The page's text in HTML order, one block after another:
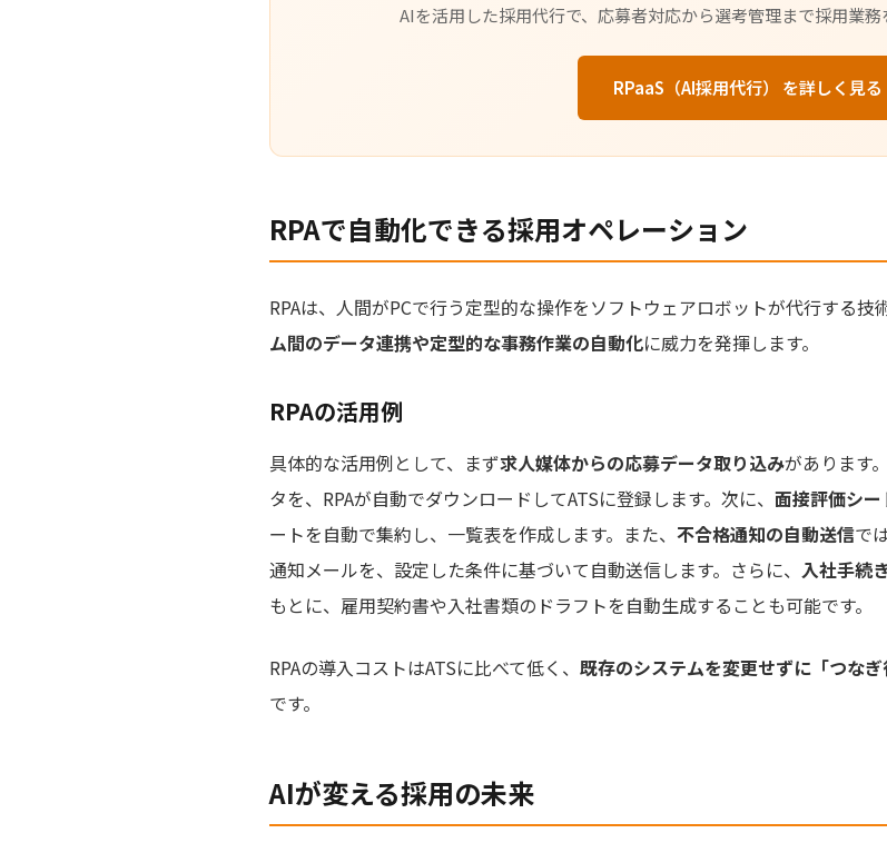
AIを活用した採用代行で、応募者対応から選考管理まで採用業務
RPaaS（AI採用代行） を詳しく見る
RPAで自動化できる採用オペレーション
RPAは、人間がPCで行う定型的な操作をソフトウェアロボットが代行する技
ム間のデータ連携や定型的な事務作業の自動化に威力を発揮します。
RPAの活用例
具体的な活用例として、まず求人媒体からの応募データ取り込みがあります
タを、RPAが自動でダウンロードしてATSに登録します。次に、 面接評価シー
ートを自動で集約し、一覧表を作成します。また、 不合格通知の自動送信で
通知メールを、設定した条件に基づいて自動送信します。さらに、 入社手続
もとに、雇用契約書や入社書類のドラフトを自動生成することも可能です。
RPAの導入コストはATSに比べて低く、 既存のシステムを変更せずに「つな
です。
AIが変える採用の未来